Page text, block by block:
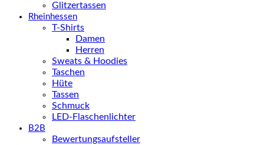
Glitzertassen
Rheinhessen
T-Shirts
Damen
Herren
Sweats & Hoodies
Taschen
Hüte
Tassen
Schmuck
LED-Flaschenlichter
B2B
Bewertungsaufsteller